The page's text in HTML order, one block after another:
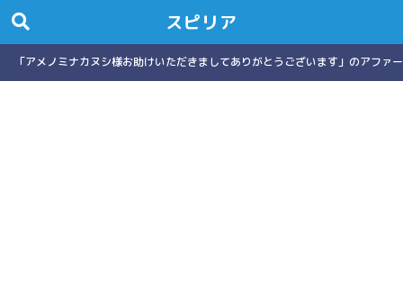
スピリア
「アメノミナカヌシ様お助けいただきましてありがとうございます」のアフ